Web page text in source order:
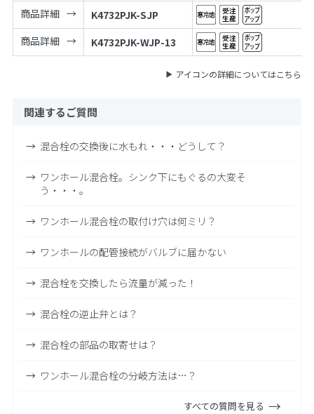
商品詳細
K4732PJK-SJP
商品詳細
K4732PJK-WJP-13
アイコンの詳細についてはこちら
関連するご質問
混合栓の交換後に水もれ・・・どうして？
ワンホール混合栓。シンク下にもぐるの大変そ
う・・・。
ワンホール混合栓の取付け穴は何ミリ？
ワンホールの配管接続がバルブに届かない
混合栓を交換したら流量が減った！
混合栓の逆止弁とは？
混合栓の部品の取寄せは？
ワンホール混合栓の分岐方法は…？
すべての質問を見る